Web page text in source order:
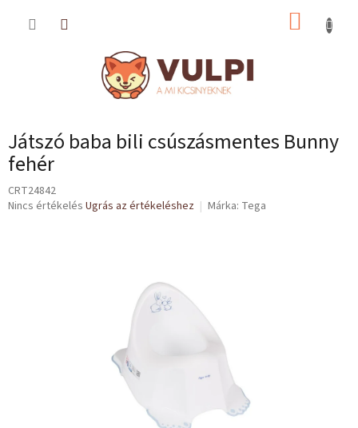
KOSÁR
Játszó baba bili csúszásmentes Bunny
fehér
CRT24842
A
Nincs értékelés Ugrás az értékeléshez Márka: Tega